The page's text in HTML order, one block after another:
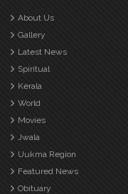
About Us
Gallery
Latest News
Spiritual
Kerala
World
Movies
Jwala
Uukma Region
Featured News
Obituary